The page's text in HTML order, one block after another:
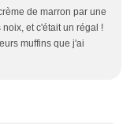
de marron par une
et c'était un régal !
muffins que j'ai